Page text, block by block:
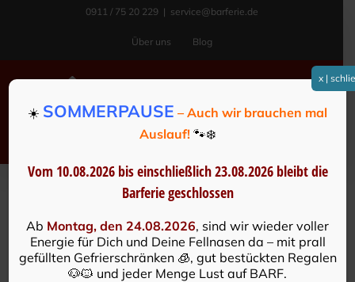
0911 / 75 20 229 | service@barferie.de
Über uns Blog
MailPoet-Seite
[mailpoet_page]
☀️ SOMMERPAUSE – Auch wir brauchen mal
Auslauf! 🐾❄️
Vom 10.08.2026 bis einschließlich 23.08.2026 bleibt die
Barferie geschlossen
Ab Montag, den 24.08.2026, sind wir wieder voller
Energie für Dich und Deine Fellnasen da – mit prall
gefüllten Gefrierschränken 🧊, gut bestückten Regalen
🐶🐱 und jeder Menge Lust auf BARF.
x |